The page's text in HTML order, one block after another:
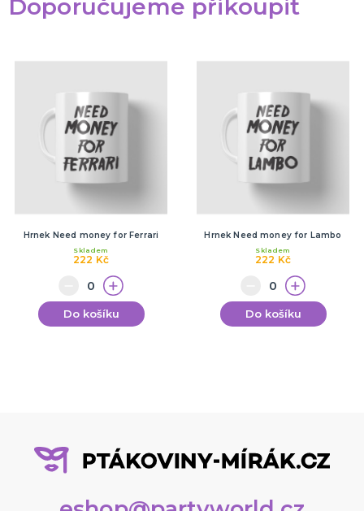
Doporučujeme přikoupit
Hrnek Need money for Ferrari
222 Kč
Skladem
Do košíku
Hrnek Need money for Lambo
222 Kč
Skladem
Do košíku